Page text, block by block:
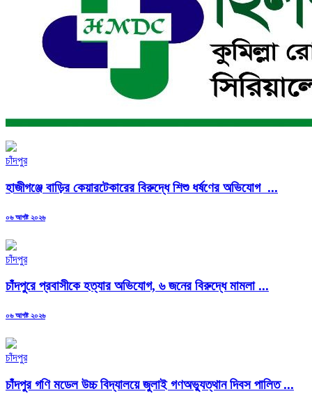
চাঁদপুর
হাজীগঞ্জে বাড়ির কেয়ারটেকারের বিরুদ্ধে শিশু ধর্ষণের অভিযোগ ...
Posted
০৬ আগষ্ট ২০২৬
চাঁদপুর
চাঁদপুরে প্রবাসীকে হত্যার অভিযোগ, ৬ জনের বিরুদ্ধে মামলা ...
Posted
০৬ আগষ্ট ২০২৬
চাঁদপুর
চাঁদপুর গণি মডেল উচ্চ বিদ্যালয়ে জুলাই গণঅভ্যুত্থান দিবস পালিত ...